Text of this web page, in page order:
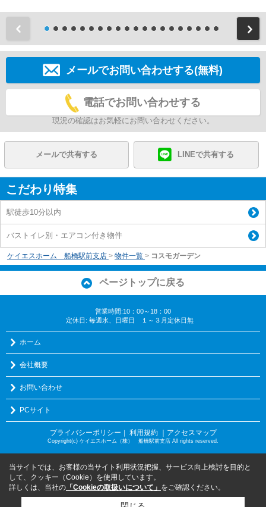
メールでお問い合わせする(無料)
電話でお問い合わせする
現況の確認はお気軽にお問い合わせください。
メールで共有する LINEで共有する
こだわり特集
駅徒歩10分以内
バストイレ別・エアコン付き物件
ケイエスホーム 船橋駅前支店 > 物件一覧 > コスモガーデン
ページトップに戻る
営業時間:10：00～18：00
定休日: 毎週水、日曜日 １～３月定休日無
ホーム
会社概要
お問い合わせ
PCサイト
プライバシーポリシー 利用規約 ｜アクセスマップ
Copyright(c) ケイエスホーム（株） 船橋駅前支店 All rights reserved.
当サイトでは、お客様の当サイト利用状況把握、サービス向上検討を目的と
して、クッキー（Cookie）を使用しています。
詳しくは、当社の 「Cookieの取扱いについて」 をご確認ください。